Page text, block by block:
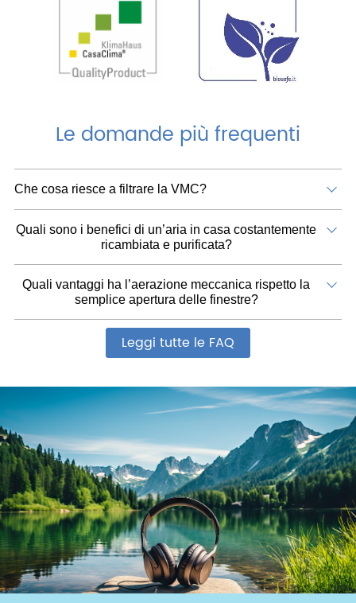
Le domande più frequenti
Che cosa riesce a filtrare la VMC?
Quali sono i benefici di un’aria in casa costantemente
ricambiata e purificata?
Quali vantaggi ha l’aerazione meccanica rispetto la
semplice apertura delle finestre?
Leggi tutte le FAQ